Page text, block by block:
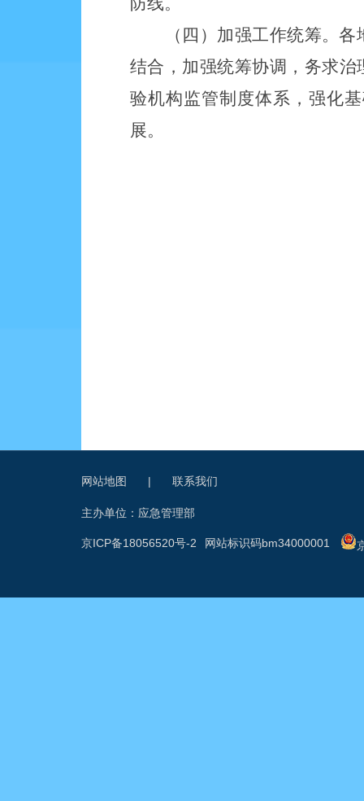
（四）加强工作统筹。
结合，加强统筹协调，务求
验机构监管制度体系，强化
展。
网站地图 | 联系我们
主办单位：应急管理部
网站标识码bm34000001
京ICP备18056520号-2